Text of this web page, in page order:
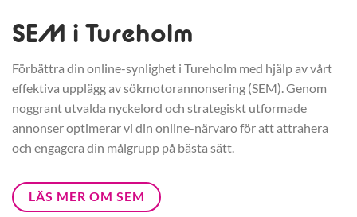
SEM i Tureholm
Förbättra din online-synlighet i Tureholm med hjälp av vårt
effektiva upplägg av sökmotorannonsering (SEM). Genom
noggrant utvalda nyckelord och strategiskt utformade
annonser optimerar vi din online-närvaro för att attrahera
och engagera din målgrupp på bästa sätt.
LÄS MER OM SEM